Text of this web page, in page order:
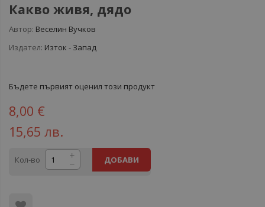
Какво живя, дядо
Автор: Веселин Вучков
Издател: Изток - Запад
Бъдете първият оценил този продукт
8,00 €
15,65 лв.
Кол-во ДОБАВИ